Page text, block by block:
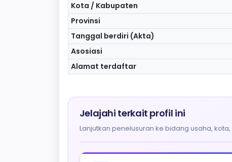
Kota / Kabupaten
Provinsi
Tanggal berdiri (Akta)
Asosiasi
Alamat terdaftar
Jelajahi terkait profil ini
Lanjutkan penelusuran ke bidang usaha, kota,